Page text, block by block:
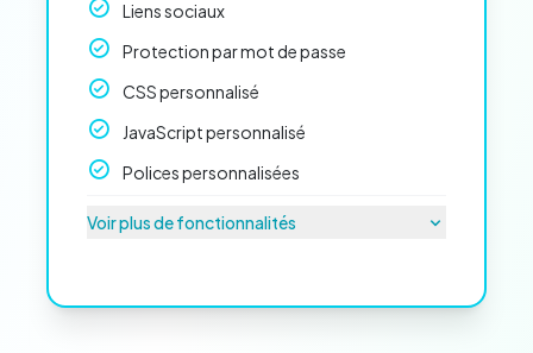
Liens sociaux
Protection par mot de passe
CSS personnalisé
JavaScript personnalisé
Polices personnalisées
Voir plus de fonctionnalités